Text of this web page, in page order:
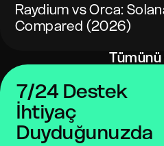
Raydium vs Orca:
Compared (2026)
7/24 Destek
İhtiyaç
Duyduğunuzda